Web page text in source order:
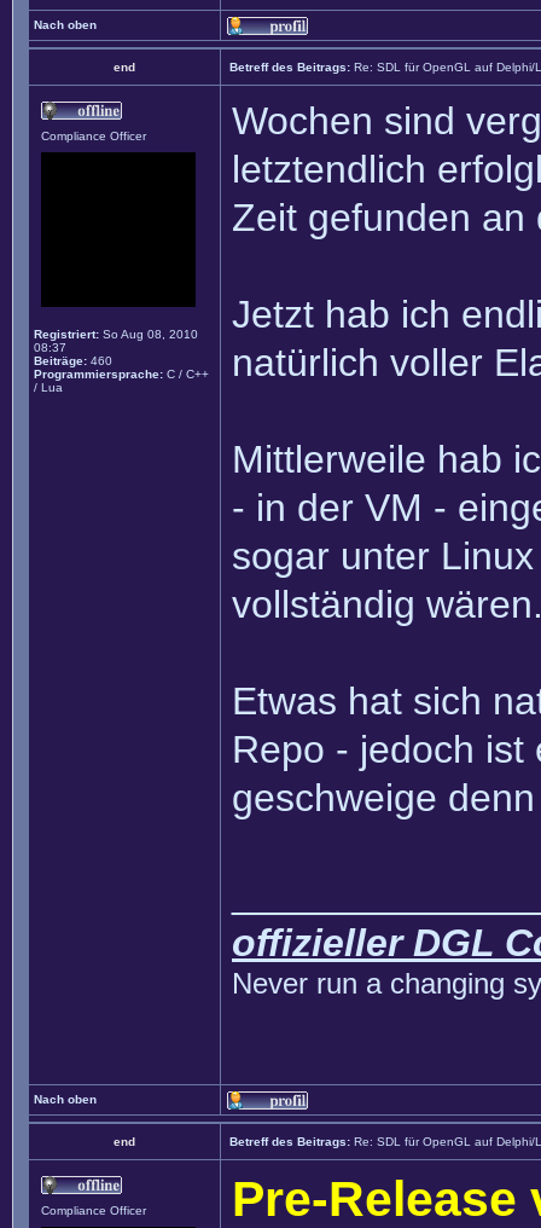
Nach oben
end Betreff des Beitrags: Re: SDL für OpenGL auf Delphi/
Compliance Officer
Registriert: So Aug 08, 2010
08:37
Beiträge: 460
Programmiersprache: C / C++
/ Lua
Wochen sind
letztendlich
Zeit gefunden
Jetzt hab ich
natürlich voller
Mittlerweile hab
- in der VM -
sogar unter
vollständig
Etwas hat sich
Repo - jedoch ist
geschweige
offizieller DGL
Never run a changing
Nach oben
end Betreff des Beitrags: Re: SDL für OpenGL auf Delphi/
Compliance Officer Pre-Release